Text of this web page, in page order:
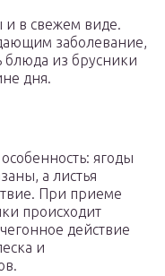
и в свежем виде.
заболевание,
блюда из брусники
дня.
ягоды
а листья
При приеме
происходит
действие
и